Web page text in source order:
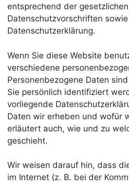
entsprechend der gesetzlichen
Datenschutzvorschriften
Datenschutzerklärung.
Wenn Sie diese Website
verschiedene
Personenbezogene Daten
Sie persönlich identifiziert
vorliegende
Daten wir erheben und wofür
erläutert auch, wie und zu
geschieht.
Wir weisen darauf hin, dass
im Internet (z. B. bei der